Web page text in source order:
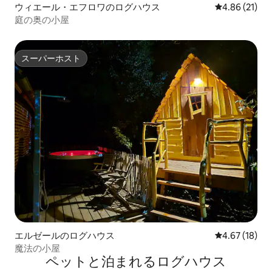
ウィエール・エフロワのログハウス レビュー21
4.86 (21)
庭の奥の小屋
スーパーホスト
スーパーホスト
エルゼールのログハウス レビュー18
4.67 (18)
魔法の小屋
ペットと泊まれるログハウス